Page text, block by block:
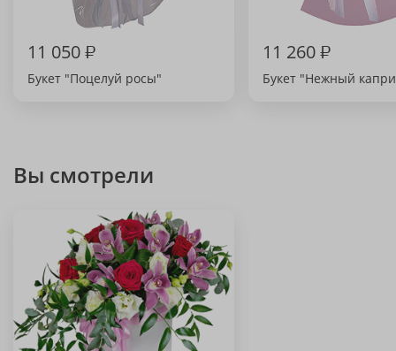
11 050₽
Букет "Поцелуй росы"
11 260₽
Букет "Нежный
Вы смотрели